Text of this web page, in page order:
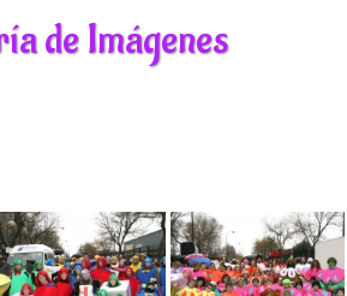
de Imágenes